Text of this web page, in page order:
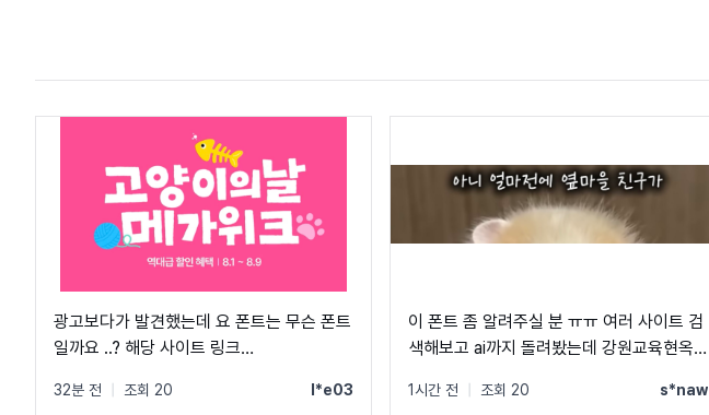
광고보다가 발견했는데 요 폰트는 무슨 폰트
일까요 ..? 해당 사이트 링크
dtm_source=naver_pcstockbottom&dtm_medium=mktatrb&dtm_campaign=2608-
32분 전 조회 20 l*e03
이 폰트 좀 알려주실 분 ㅠㅠ 여러 사이트 검
색해보고 ai까지 돌려봤는데 강원교육현옥
1시간 전 조회 20 s*naw